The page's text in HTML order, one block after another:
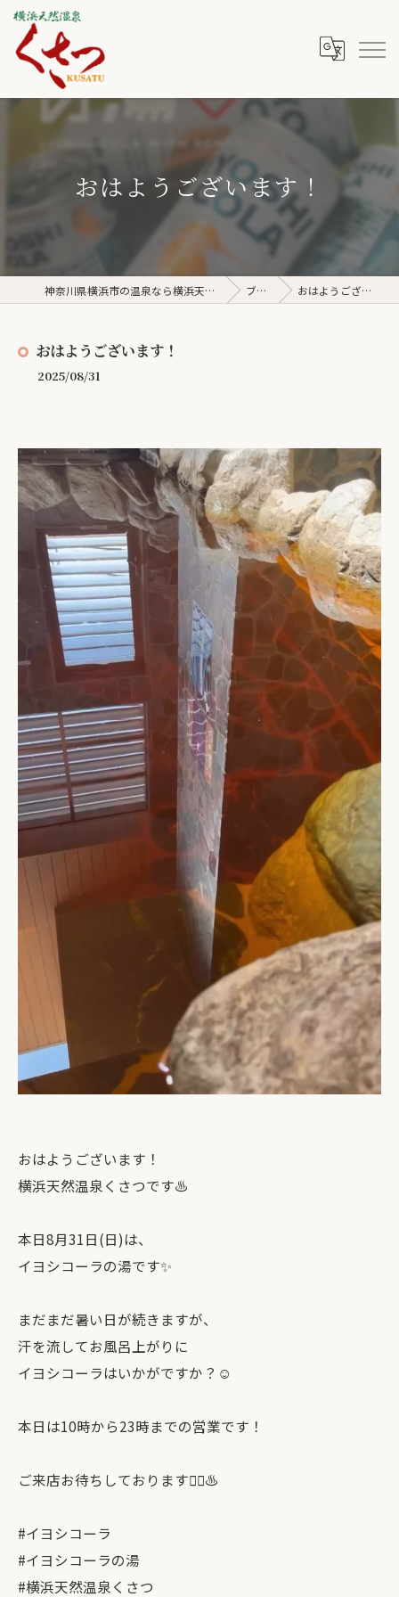
おはようございます！
神奈川県横浜市の温泉なら横浜天然温泉くさつ ブログ おはようございます！
おはようございます！
2025/08/31
おはようございます！
横浜天然温泉くさつです♨️
本日8月31日(日)は、
イヨシコーラの湯です✨
まだまだ暑い日が続きますが、
汗を流してお風呂上がりに
イヨシコーラはいかがですか？☺️
本日は10時から23時までの営業です！
ご来店お待ちしております🙇‍♀️♨️
#イヨシコーラ
#イヨシコーラの湯
#横浜天然温泉くさつ